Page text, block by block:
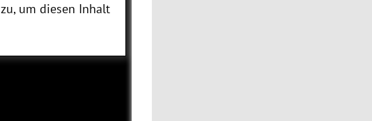
zu, um diesen Inhalt